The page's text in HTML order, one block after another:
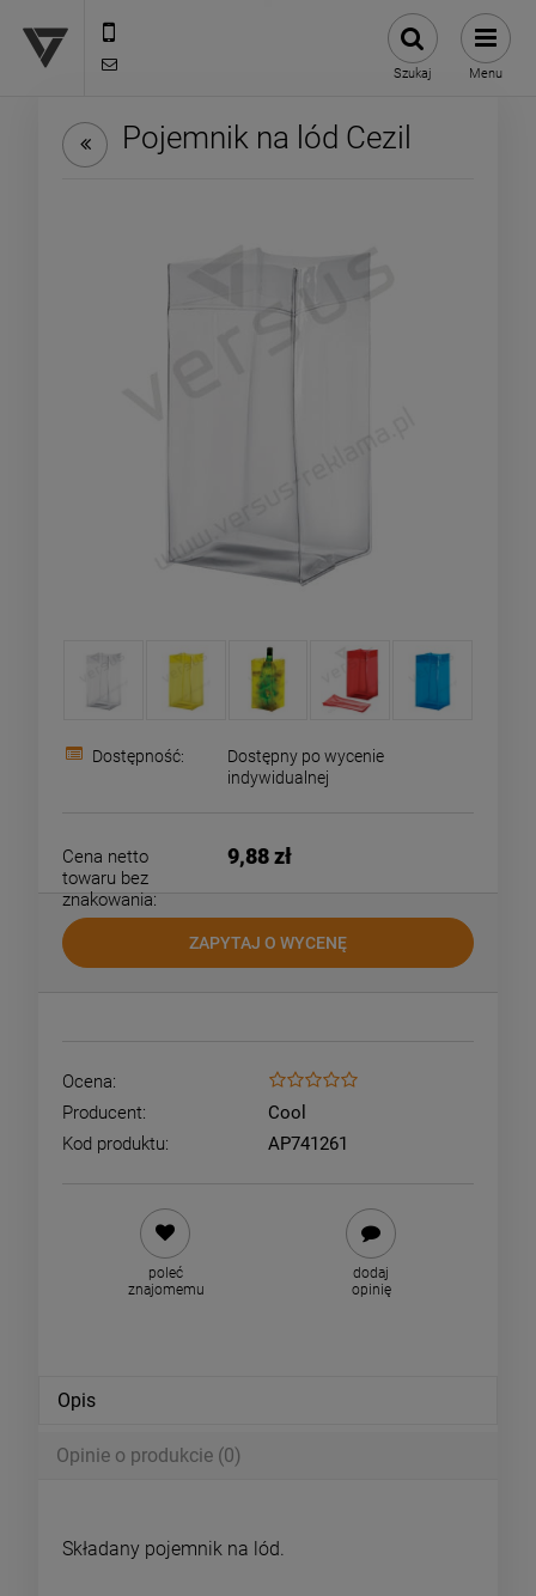
Szukaj Menu
Pojemnik na lód Cezil
Dostępność:
Dostępny po wycenie
indywidualnej
Cena netto
towaru bez
znakowania:
9,88 zł
ZAPYTAJ O WYCENĘ
Ocena:
Producent:
Cool
Kod produktu:
AP741261
poleć
znajomemu
dodaj
opinię
Opis
Opinie o produkcie (0)
Składany pojemnik na lód.